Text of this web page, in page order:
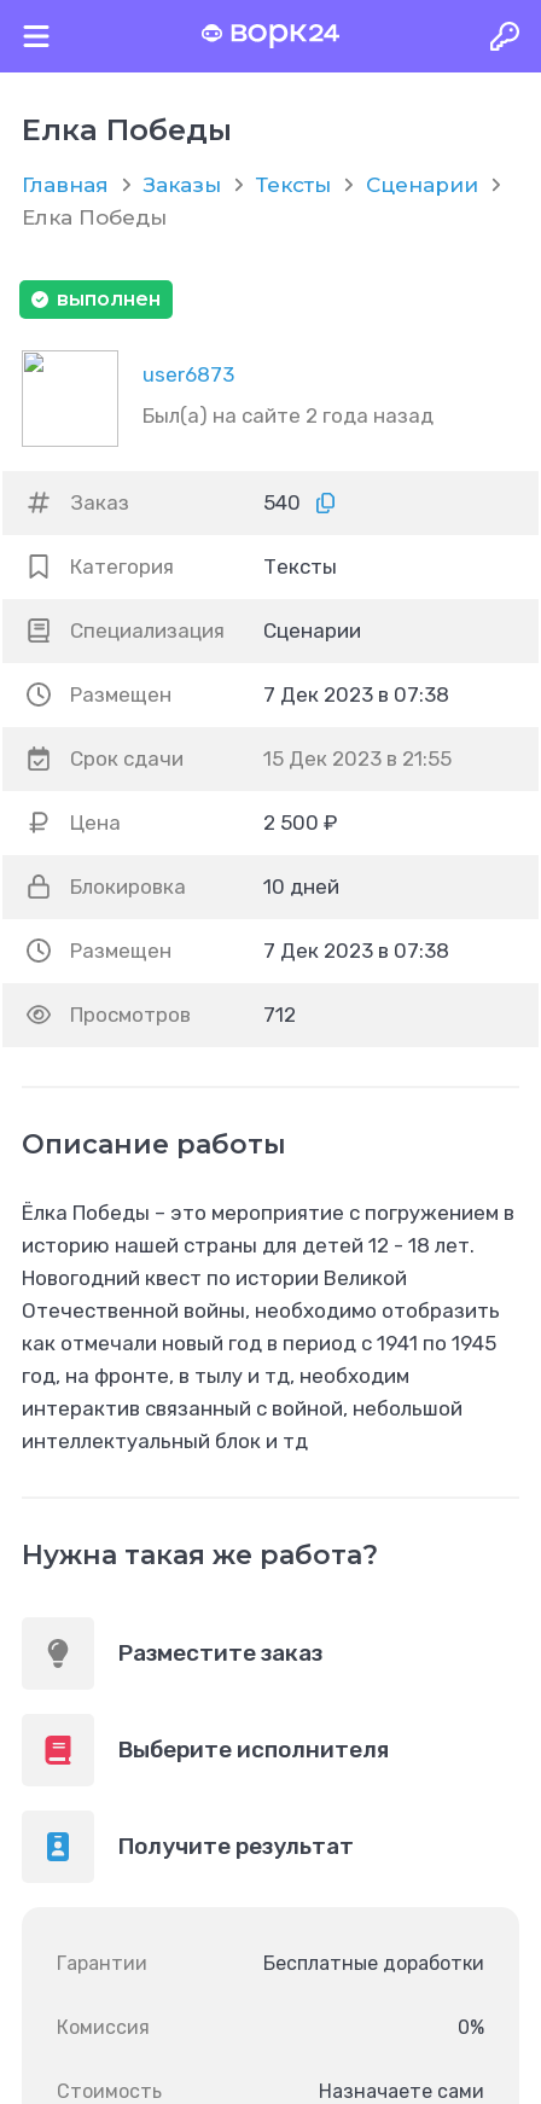
Елка Победы
Главная Заказы Тексты
Сценарии
Елка Победы
user6873
Был(а) на сайте 2 года назад
выполнен
Заказ 540
Категория Тексты
Специализация Сценарии
Размещен 7 Дек 2023 в 07:38
Срок сдачи 15 Дек 2023 в 21:55
Цена 2 500 ₽
Блокировка 10 дней
Размещен 7 Дек 2023 в 07:38
Просмотров 712
Описание работы
Ёлка Победы – это мероприятие с погружением в
историю нашей страны для детей 12 - 18 лет.
Новогодний квест по истории Великой
Отечественной войны, необходимо отобразить
как отмечали новый год в период с 1941 по 1945
год, на фронте, в тылу и тд, необходим
интерактив связанный с войной, небольшой
интеллектуальный блок и тд
Нужна такая же работа?
Разместите заказ
Выберите исполнителя
Получите результат
Гарантии Бесплатные доработки
Комиссия 0%
Стоимость Назначаете сами